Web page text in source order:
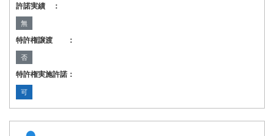
許諾実績 ：
無
特許権譲渡 ：
否
特許権実施許諾：
可